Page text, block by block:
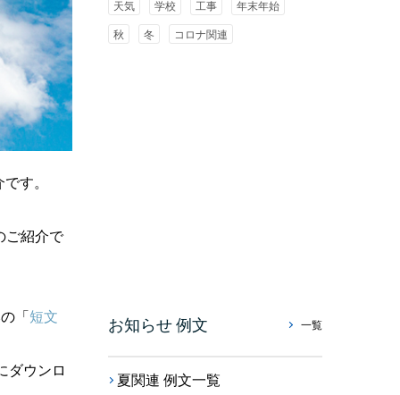
す。
ご紹介で
「短文
ダウンロ
天気
学校 工事
年末年始
秋
冬 コロナ関連
お知らせ 例文 一覧
夏関連 例文一覧